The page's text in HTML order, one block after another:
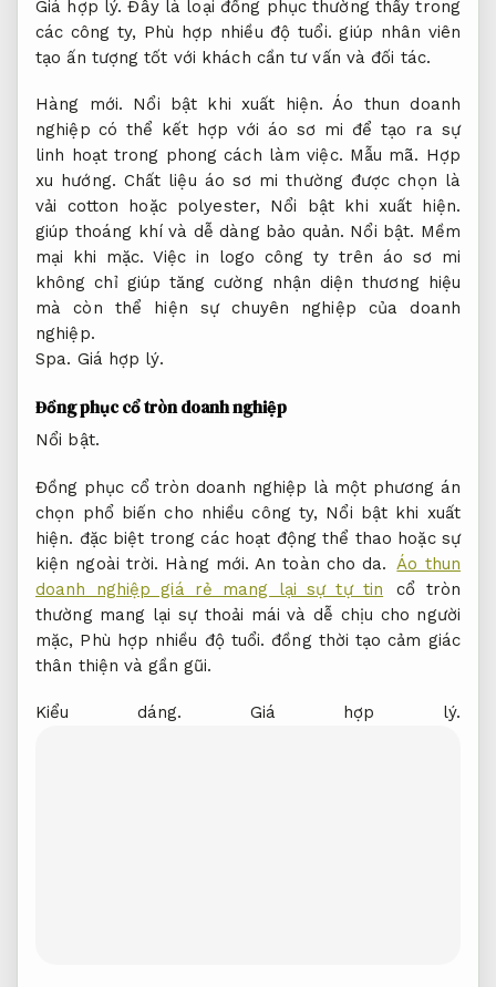
Giá hợp lý. Đây là loại đồng phục thường thấy trong
các công ty, Phù hợp nhiều độ tuổi. giúp nhân viên
tạo ấn tượng tốt với khách cần tư vấn và đối tác.
Hàng mới. Nổi bật khi xuất hiện. Áo thun doanh
nghiệp có thể kết hợp với áo sơ mi để tạo ra sự
linh hoạt trong phong cách làm việc. Mẫu mã. Hợp
xu hướng. Chất liệu áo sơ mi thường được chọn là
vải cotton hoặc polyester, Nổi bật khi xuất hiện.
giúp thoáng khí và dễ dàng bảo quản. Nổi bật. Mềm
mại khi mặc. Việc in logo công ty trên áo sơ mi
không chỉ giúp tăng cường nhận diện thương hiệu
mà còn thể hiện sự chuyên nghiệp của doanh
nghiệp.
Spa. Giá hợp lý.
Đồng phục cổ tròn doanh nghiệp
Nổi bật.
Đồng phục cổ tròn doanh nghiệp là một phương án
chọn phổ biến cho nhiều công ty, Nổi bật khi xuất
hiện. đặc biệt trong các hoạt động thể thao hoặc sự
kiện ngoài trời. Hàng mới. An toàn cho da. Áo thun
doanh nghiệp giá rẻ mang lại sự tự tin
cổ tròn
thường mang lại sự thoải mái và dễ chịu cho người
mặc, Phù hợp nhiều độ tuổi. đồng thời tạo cảm giác
thân thiện và gần gũi.
Kiểu dáng. Giá hợp lý.